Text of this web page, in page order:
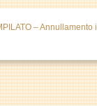
– Annullamento i